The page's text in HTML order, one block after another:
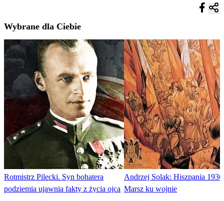
Wybrane dla Ciebie
Rotmistrz Pilecki. Syn bohatera
podziemia ujawnia fakty z życia ojca
Andrzej Solak: Hiszpania
Marsz ku wojnie